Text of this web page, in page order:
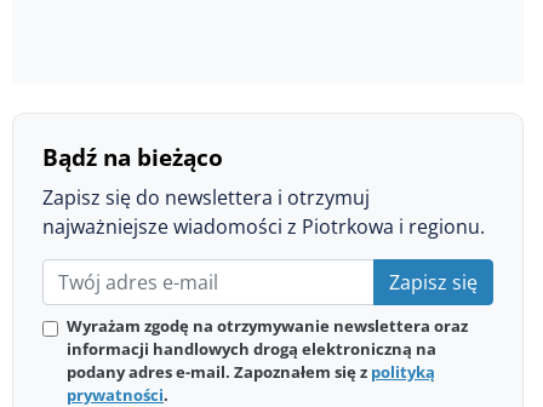
Bądź na bieżąco
Zapisz się do newslettera i otrzymuj
najważniejsze wiadomości z Piotrkowa i regionu.
Zapisz się
Wyrażam zgodę na otrzymywanie newslettera oraz
informacji handlowych drogą elektroniczną na
podany adres e-mail. Zapoznałem się z polityką
prywatności.